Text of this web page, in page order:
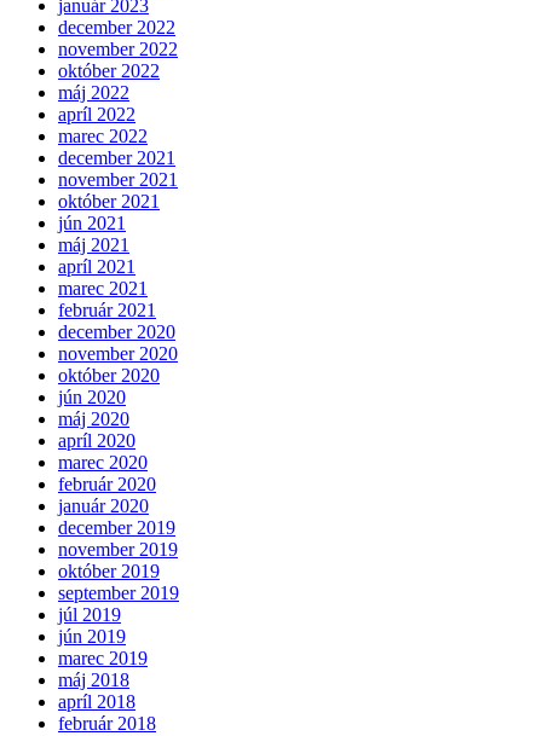
január 2023
december 2022
november 2022
október 2022
máj 2022
apríl 2022
marec 2022
december 2021
november 2021
október 2021
jún 2021
máj 2021
apríl 2021
marec 2021
február 2021
december 2020
november 2020
október 2020
jún 2020
máj 2020
apríl 2020
marec 2020
február 2020
január 2020
december 2019
november 2019
október 2019
september 2019
júl 2019
jún 2019
marec 2019
máj 2018
apríl 2018
február 2018